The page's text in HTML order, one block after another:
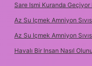
Sare Ismi Kuranda Geçiyor
Az Su Içmek Amniyon
Az Su Içmek Amniyon
Havalı Bir Insan Nasıl